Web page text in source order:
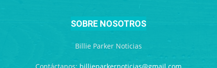
SOBRE NOSOTROS
Billie Parker Noticias